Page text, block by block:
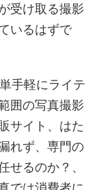
受け取る撮影
いるはずで
手軽にライテ
囲の写真撮影
サイト、はた
れず、専門の
せるのか？、